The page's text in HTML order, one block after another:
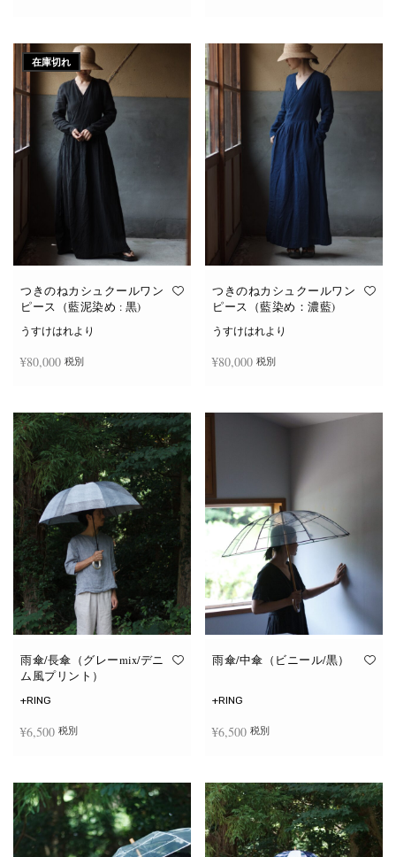
在庫切れ
つきのねカシュクールワン
ピース（藍泥染め : 黒)
うすけはれより
¥80,000 税別
つきのねカシュクールワン
ピース（藍染め：濃藍)
うすけはれより
¥80,000 税別
雨傘/長傘（グレーmix/デニ
ム風プリント）
+RING
¥6,500 税別
雨傘/中傘（ビニール/黒）
+RING
¥6,500 税別